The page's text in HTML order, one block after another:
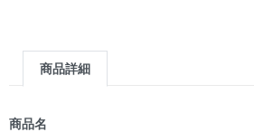
商品詳細
商品名